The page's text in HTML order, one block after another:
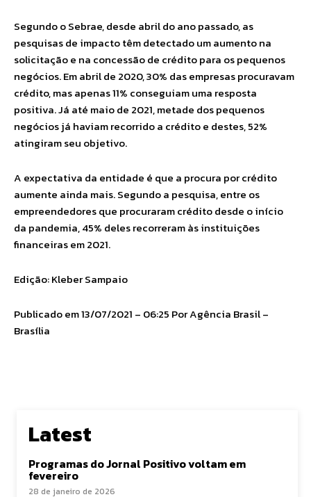
Segundo o Sebrae, desde abril do ano passado, as
pesquisas de impacto têm detectado um aumento na
solicitação e na concessão de crédito para os pequenos
negócios. Em abril de 2020, 30% das empresas procuravam
crédito, mas apenas 11% conseguiam uma resposta
positiva. Já até maio de 2021, metade dos pequenos
negócios já haviam recorrido a crédito e destes, 52%
atingiram seu objetivo.
A expectativa da entidade é que a procura por crédito
aumente ainda mais. Segundo a pesquisa, entre os
empreendedores que procuraram crédito desde o início
da pandemia, 45% deles recorreram às instituições
financeiras em 2021.
Edição: Kleber Sampaio
Publicado em 13/07/2021 – 06:25 Por Agência Brasil –
Brasília
Latest
Programas do Jornal Positivo voltam em
fevereiro
28 de janeiro de 2026